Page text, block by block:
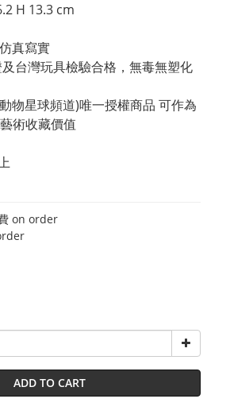
H 13.3 cm
真寫實
台灣玩具檢驗合格，無毒無塑化
物星球頻道)唯一授權商品 可作為
術收藏價值
on order
ADD TO CART